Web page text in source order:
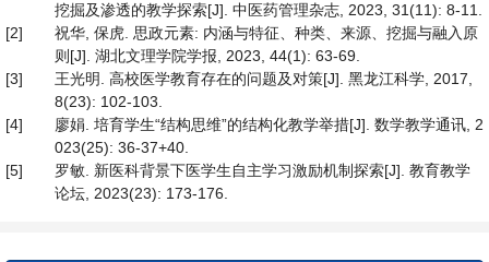
挖掘及渗透的教学探索[J]. 中医药管理杂志, 2023, 31(11): 8-11.
[2]
祝华, 保虎. 思政元素: 内涵与特征、种类、来源、挖掘与融入原
则[J]. 湖北文理学院学报, 2023, 44(1): 63-69.
[3]
王光明. 高校医学教育存在的问题及对策[J]. 黑龙江科学, 2017,
8(23): 102-103.
[4]
廖娟. 培育学生“结构思维”的结构化教学举措[J]. 数学教学通讯, 2
023(25): 36-37+40.
[5]
罗敏. 新医科背景下医学生自主学习激励机制探索[J]. 教育教学
论坛, 2023(23): 173-176.